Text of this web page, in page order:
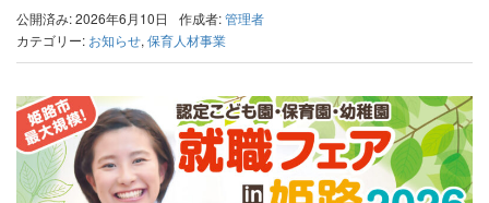
公開済み: 2026年6月10日 作成者:管理者
カテゴリー: お知らせ, 保育人材事業